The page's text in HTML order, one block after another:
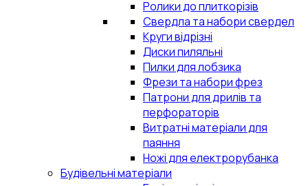
Ролики до плиткорізів
Свердла та набори свердел
Круги відрізні
Диски пиляльні
Пилки для лобзика
Фрези та набори фрез
Патрони для дрилів та
перфораторів
Витратні матеріали для
паяння
Ножі для електрорубанка
Будівельні матеріали